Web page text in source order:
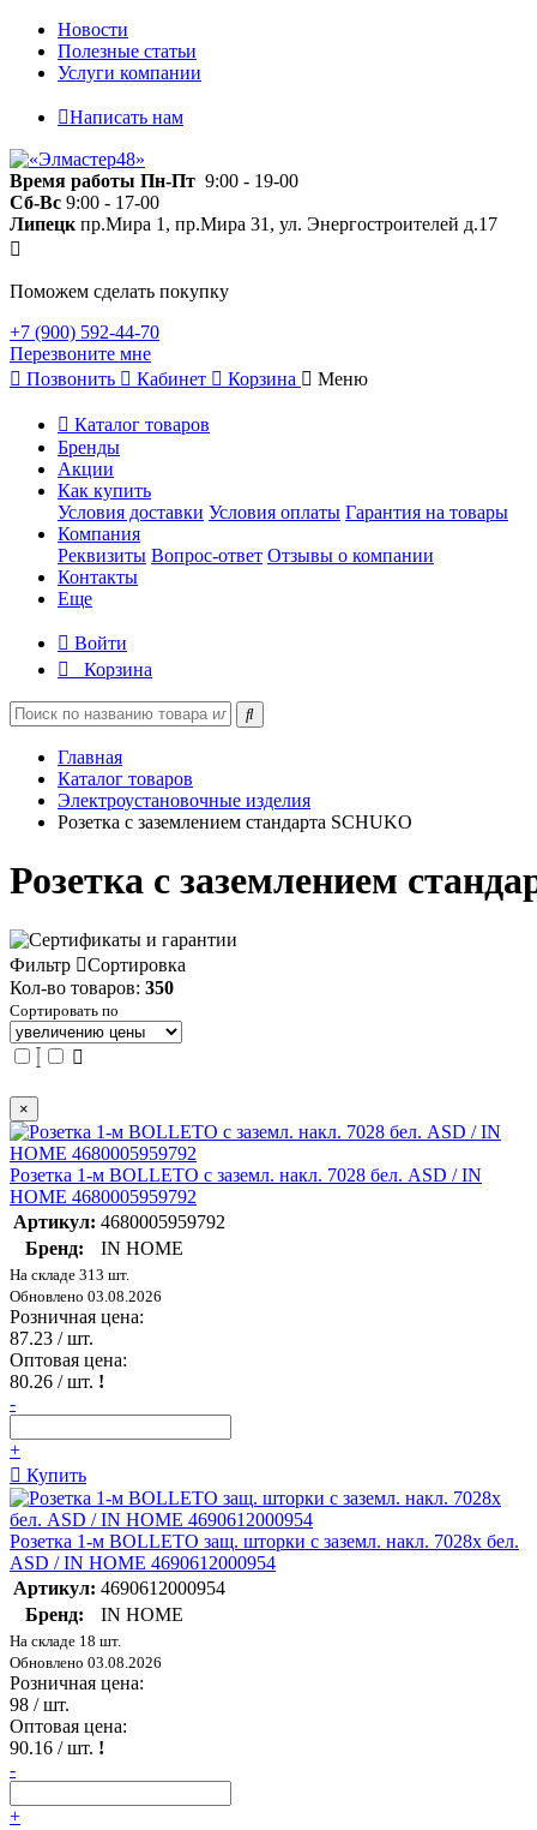
Новости
Полезные статьи
Услуги компании
Написать нам
Время работы Пн-Пт 9:00 - 19-00
Сб-Вс 9:00 - 17-00
Липецк пр.Мира 1, пр.Мира 31, ул. Энергостроителей д.17
Поможем сделать покупку
+7 (900) 592-44-70
Перезвоните мне
Позвонить
Кабинет Корзина Меню
Каталог товаров
Бренды
Акции
Как купить
Условия доставки Условия оплаты Гарантия на товары
Компания
Реквизиты Вопрос-ответ Отзывы о компании
Контакты
Еще
Войти
Корзина
Главная
Каталог товаров
Электроустановочные изделия
Розетка с заземлением стандарта SCHUKO
Розетка с заземлением
Фильтр
Сортировка
Кол-во товаров: 350
Сортировать по
×
Розетка 1-м BOLLETO с заземл. накл. 7028 бел. ASD / IN
HOME 4680005959792
Артикул: 4680005959792
Бренд:
IN HOME
На складе 313 шт.
Обновлено 03.08.2026
Розничная цена:
87.23 / шт.
Оптовая цена:
80.26 / шт. !
-
+
Купить
Розетка 1-м BOLLETO защ. шторки с заземл. накл. 7028х бел.
ASD / IN HOME 4690612000954
Артикул: 4690612000954
Бренд:
IN HOME
На складе 18 шт.
Обновлено 03.08.2026
Розничная цена:
98 / шт.
Оптовая цена:
90.16 / шт. !
-
+